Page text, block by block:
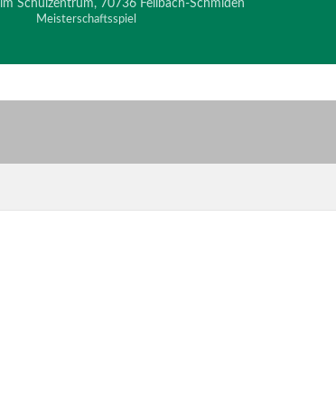
Schulzentrum, 70736 Fellbach-Schmiden
Meisterschaftsspiel